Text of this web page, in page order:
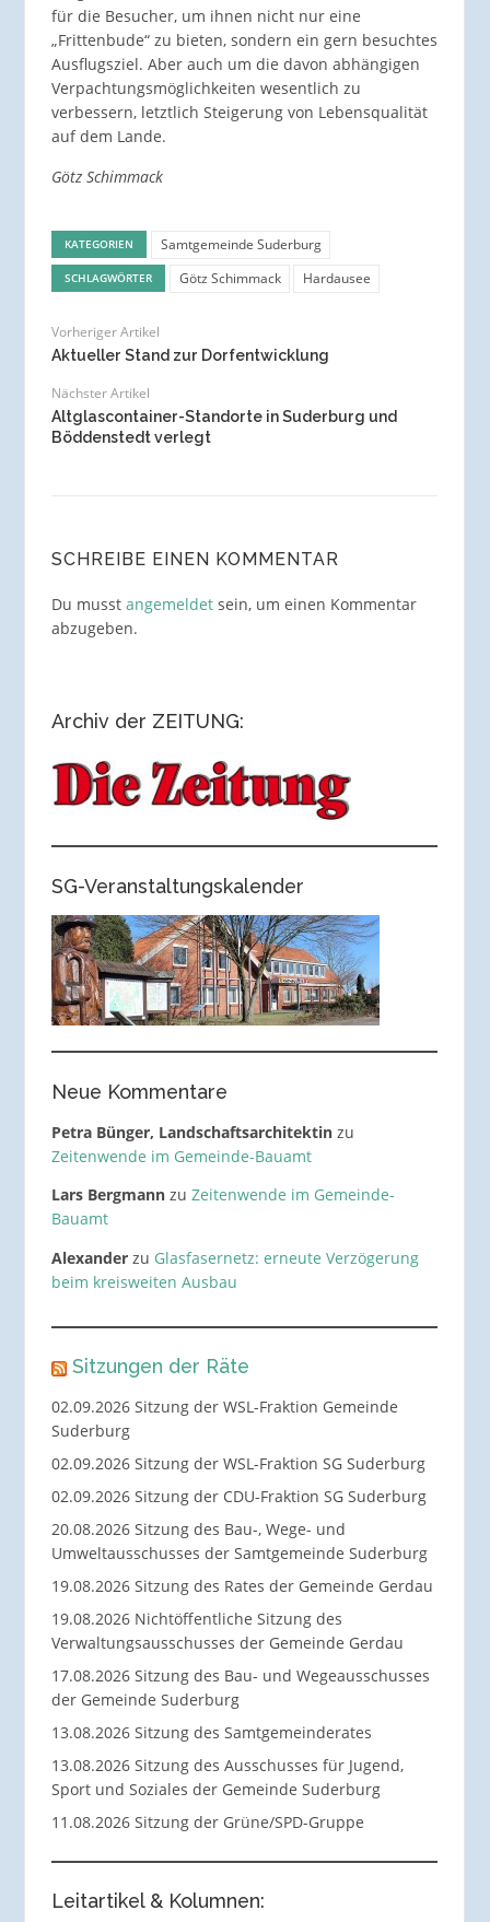
für die Besucher, um ihnen nicht nur eine
„Frittenbude“ zu bieten, sondern ein gern besuchtes
Ausflugsziel. Aber auch um die davon abhängigen
Verpachtungsmöglichkeiten wesentlich zu
verbessern, letztlich Steigerung von Lebensqualität
auf dem Lande.
Götz Schimmack
KATEGORIEN Samtgemeinde Suderburg
SCHLAGWÖRTER Götz Schimmack Hardausee
Vorheriger Artikel
Aktueller Stand zur Dorfentwicklung
Nächster Artikel
Altglascontainer-Standorte in Suderburg und
Böddenstedt verlegt
SCHREIBE EINEN KOMMENTAR
Du musst angemeldetsein, um einen Kommentar
abzugeben.
Archiv der ZEITUNG:
SG-Veranstaltungskalender
Neue Kommentare
Petra Bünger, Landschaftsarchitektinzu
Zeitenwende im Gemeinde-Bauamt
Lars Bergmannzu Zeitenwende im Gemeinde-
Bauamt
Alexanderzu Glasfasernetz: erneute Verzögerung
beim kreisweiten Ausbau
Sitzungen der Räte
02.09.2026 Sitzung der WSL-Fraktion Gemeinde
Suderburg
02.09.2026 Sitzung der WSL-Fraktion SG Suderburg
02.09.2026 Sitzung der CDU-Fraktion SG Suderburg
20.08.2026 Sitzung des Bau-, Wege- und
Umweltausschusses der Samtgemeinde Suderburg
19.08.2026 Sitzung des Rates der Gemeinde Gerdau
19.08.2026 Nichtöffentliche Sitzung des
Verwaltungsausschusses der Gemeinde Gerdau
17.08.2026 Sitzung des Bau- und Wegeausschusses
der Gemeinde Suderburg
13.08.2026 Sitzung des Samtgemeinderates
13.08.2026 Sitzung des Ausschusses für Jugend,
Sport und Soziales der Gemeinde Suderburg
11.08.2026 Sitzung der Grüne/SPD-Gruppe
Leitartikel & Kolumnen: